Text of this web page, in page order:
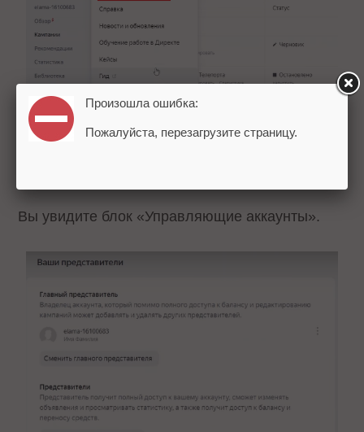
Вы увидите блок «Управляющие аккаунты».
Произошла ошибка:
Пожалуйста, перезагрузите страницу.